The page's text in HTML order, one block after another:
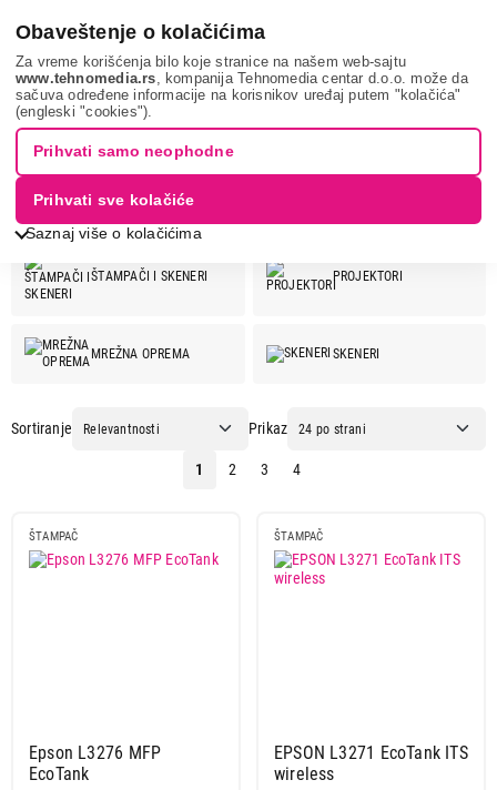
Obaveštenje o kolačićima
Za vreme korišćenja bilo koje stranice na našem web-sajtu
www.tehnomedia.rs , kompanija Tehnomedia centar d.o.o. može da
sačuva određene informacije na korisnikov uređaj putem "kolačića"
(engleski "cookies").
Saznaj više o kolačićima
Prihvati samo neophodne
Prihvati sve kolačiće
EPSON
EPSON
EPSON ponuda:
ŠTAMPAČI I SKENERI PROJEKTORI
MREŽNA OPREMA SKENERI
OPREMA ZA
ŠTAMPAČE
Sortiranje Prikaz
1 2 3 4
ŠTAMPAČ
Epson L3276 MFP
EcoTank
ŠTAMPAČ
EPSON L3271 EcoTank ITS
wireless